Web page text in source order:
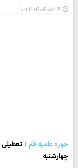
۱۴۰۴-۰۵-۱۴ ۱۰:۲۴
حوزه علمیه قم
تعطیلی
چهارشنبه